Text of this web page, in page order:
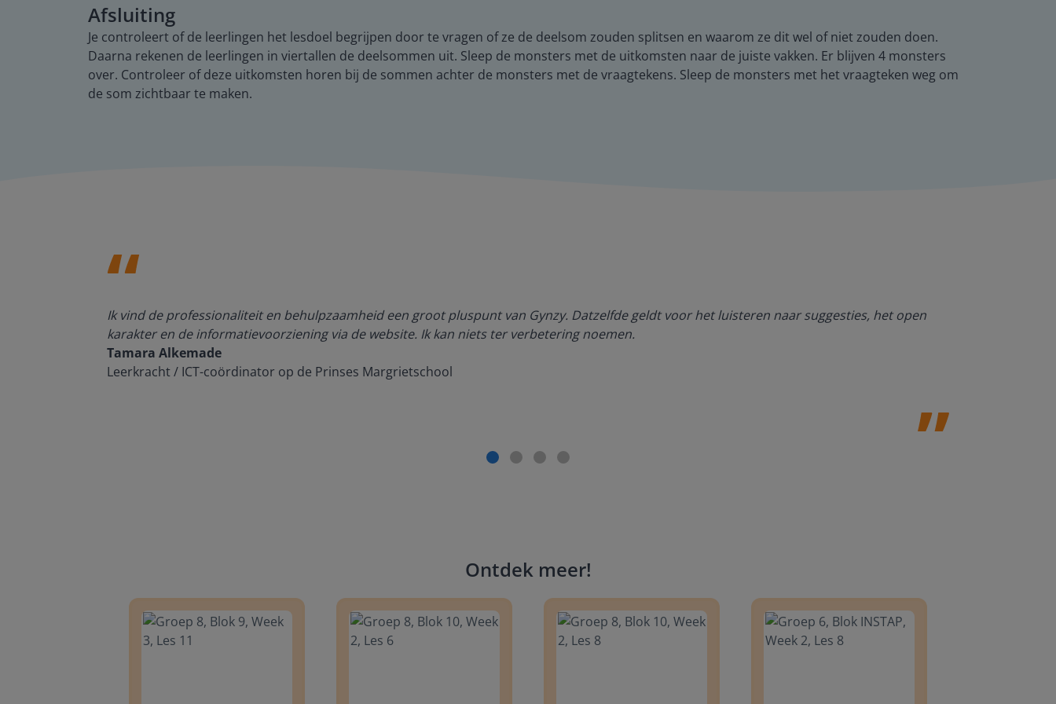
Afsluiting
Je controleert of de leerlingen het lesdoel begrijpen door te vragen of ze de deelsom zouden splitsen en waarom ze dit wel of niet zouden doen.
Daarna rekenen de leerlingen in viertallen de deelsommen uit. Sleep de monsters met de uitkomsten naar de juiste vakken. Er blijven 4 monsters
over. Controleer of deze uitkomsten horen bij de sommen achter de monsters met de vraagtekens. Sleep de monsters met het vraagteken weg om
de som zichtbaar te maken.
Ik vind de professionaliteit en behulpzaamheid een groot pluspunt van Gynzy. Datzelfde geldt voor het luisteren naar suggesties, het open
karakter en de informatievoorziening via de website. Ik kan niets ter verbetering noemen.
Tamara Alkemade
Leerkracht / ICT-coördinator op de Prinses Margrietschool
Ontdek meer!